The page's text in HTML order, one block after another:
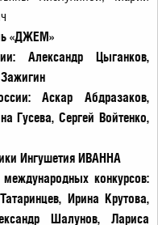
«ДЖЕМ»
Александр Цыганков,
Аскар Абдразаков,
Гусева, Сергей Войтенко,
Ингушетия ИВАННА
конкурсов:
Ирина Крутова,
Шалунов, Лариса